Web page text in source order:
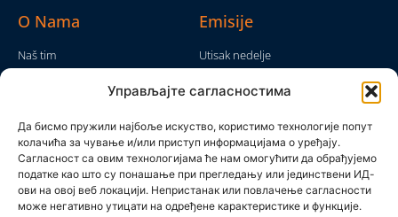
Управљајте сагласностима
Да бисмо пружили најбоље искуство, користимо технологије попут
колачића за чување и/или приступ информацијама о уређају.
Сагласност са овим технологијама ће нам омогућити да обрађујемо
податке као што су понашање при прегледању или јединствени ИД-
ови на овој веб локацији. Непристанак или повлачење сагласности
може негативно утицати на одређене карактеристике и функције.
O Nama
Naš tim
Politika privatnosti
Kontakt
Emisije
Utisak nedelje
Moram da kažem
Brojke i bajke
Ostale emisije
Pronađite nas